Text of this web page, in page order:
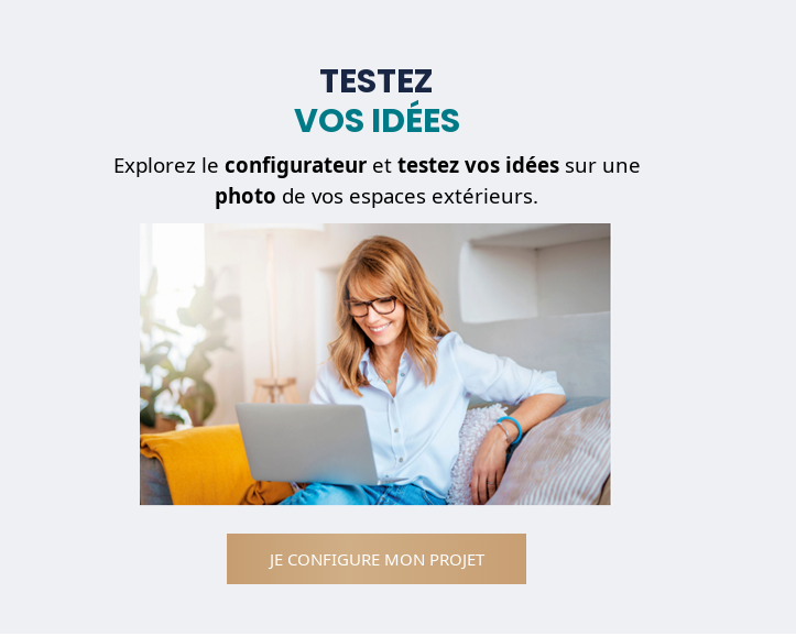
TESTEZ
VOS IDÉES
Explorez le configurateuret testez vos idéessur une
photo de vos espaces extérieurs.
JE CONFIGURE MON PROJET